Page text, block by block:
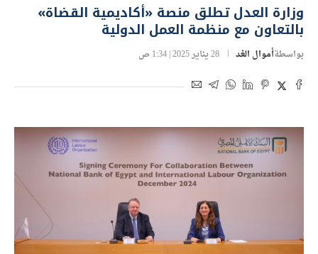
وزارة العدل تطلق منصة «أكاديمية القضاة»
بالتعاون مع منظمة العمل الدولية
بواسطةأموال الغد 28 يناير 2025 | 1:34 ص